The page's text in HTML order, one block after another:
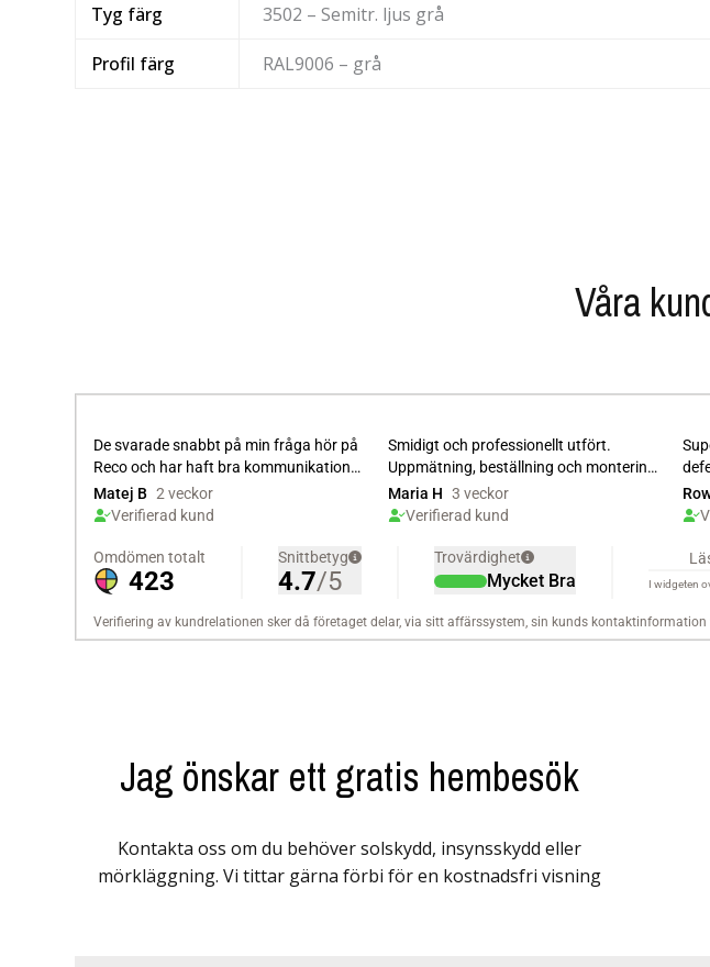
Tyg färg 3502 – Semitr. ljus grå
Profil färg RAL9006 – grå
Våra
Jag önskar ett gratis hembesök
Kontakta oss om du behöver solskydd, insynsskydd eller
mörkläggning. Vi tittar gärna förbi för en kostnadsfri visning